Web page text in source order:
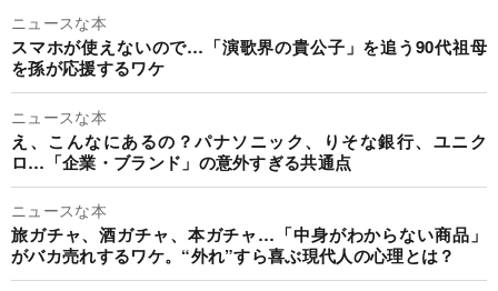
ニュースな本
スマホが使えないので…「演歌界の貴公子」を追う90代祖母
を孫が応援するワケ
ニュースな本
え、こんなにあるの？パナソニック、りそな銀行、ユニク
ロ…「企業・ブランド」の意外すぎる共通点
ニュースな本
旅ガチャ、酒ガチャ、本ガチャ…「中身がわからない商品」
がバカ売れするワケ。“外れ”すら喜ぶ現代人の心理とは？